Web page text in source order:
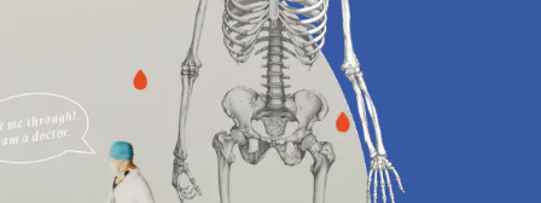
CLOUD-TELEFONIE
WEBHOSTING